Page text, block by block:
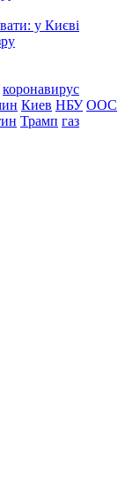
у Києві
коронавирус
Киев НБУ ООС
Трамп газ